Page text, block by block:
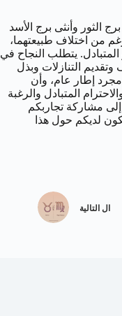
الثور وأنثى برج الأسد
من اختلاف طبيعتهما،
المتبادل. يتطلب النجاح في
التنازلات وبذل
مجرد إطار عام، وأن
المتبادل والرغبة
إلى مشاركة تجاربكم
لديكم حول هذا
ال التالية